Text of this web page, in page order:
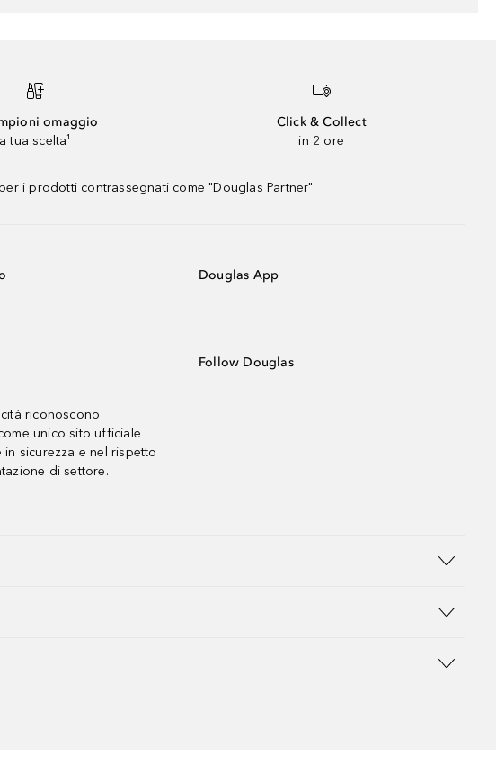
omaggio
a tua scelta¹
Click & Collect
in 2 ore
i prodotti contrassegnati come "Douglas Partner"
riconoscono
unico sito ufficiale
in sicurezza e nel rispetto
di settore.
Douglas App
Follow Douglas